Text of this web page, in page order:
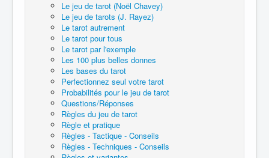
Le jeu de tarot (Noël Chavey)
Le jeu de tarots (J. Rayez)
Le tarot autrement
Le tarot pour tous
Le tarot par l'exemple
Les 100 plus belles donnes
Les bases du tarot
Perfectionnez seul votre tarot
Probabilités pour le jeu de tarot
Questions/Réponses
Règles du jeu de tarot
Règle et pratique
Règles - Tactique - Conseils
Règles - Techniques - Conseils